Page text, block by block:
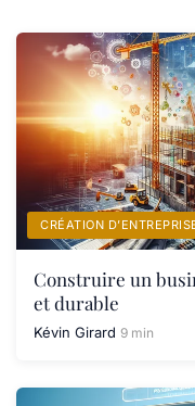
CRÉATION
Construire un
et durable
Kévin Girard 9 min